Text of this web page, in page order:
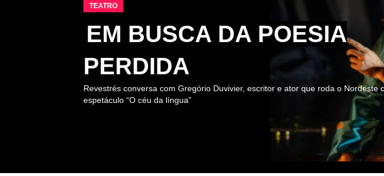
TEATRO
EM BUSCA DA POESIA
PERDIDA
Revestrés conversa com Gregório Duvivier, escritor e ator que roda o Nordeste
espetáculo “O céu da língua”